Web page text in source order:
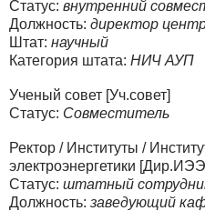
Статус: внутренний
Должность: директор
Штат: научный
Категория штата: НИЧ АУП
Ученый совет [Уч.совет]
Статус: Совместитель
Ректор / Институты /
электроэнергетики
Статус: штатный
Должность: заведующий